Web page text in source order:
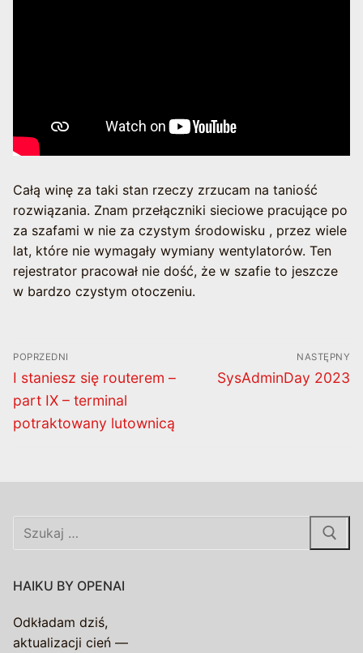
Całą winę za taki stan rzeczy zrzucam na taniość
rozwiązania. Znam przełączniki sieciowe pracujące po
za szafami w nie za czystym środowisku , przez wiele
lat, które nie wymagały wymiany wentylatorów. Ten
rejestrator pracował nie dość, że w szafie to jeszcze
w bardzo czystym otoczeniu.
Nawigacja
wpisu
POPRZEDNI
Poprzedni
wpis:
I staniesz się routerem –
part IX – terminal
potraktowany lutownicą
NASTĘPNY
Następny
SysAdminDay 2023
Szukaj:
HAIKU BY OPENAI
Odkładam dziś,
aktualizacji cień —